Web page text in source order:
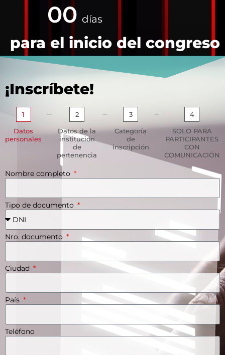
00 días
para el inicio del congreso
¡Inscríbete!
1
Datos
personales
2
Datos de la
institución
de
pertenencia
3
Categoría
de
inscripción
4
SOLO PARA
PARTICIPANTES
CON
COMUNICACIÓN
Nombre completo
Tipo de documento
Nro. documento
Ciudad
País
Teléfono